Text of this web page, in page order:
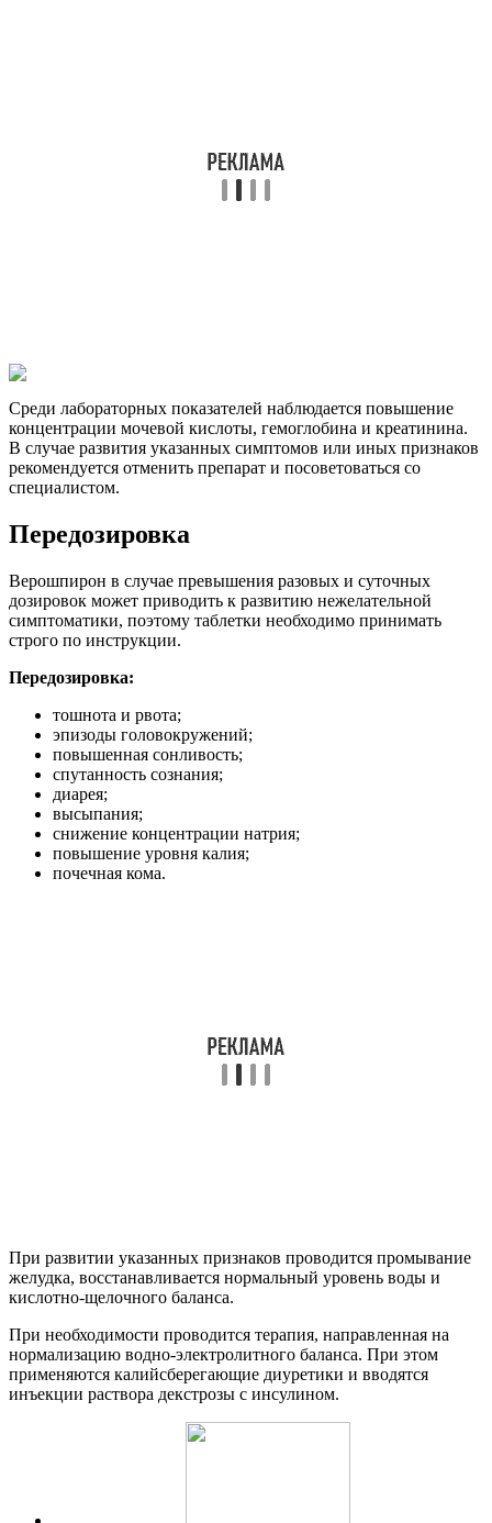
Среди лабораторных показателей наблюдается повышение
концентрации мочевой кислоты, гемоглобина и креатинина.
В случае развития указанных симптомов или иных признаков
рекомендуется отменить препарат и посоветоваться со
специалистом.
Передозировка
Верошпирон в случае превышения разовых и суточных
дозировок может приводить к развитию нежелательной
симптоматики, поэтому таблетки необходимо принимать
строго по инструкции.
Передозировка:
тошнота и рвота;
эпизоды головокружений;
повышенная сонливость;
спутанность сознания;
диарея;
высыпания;
снижение концентрации натрия;
повышение уровня калия;
почечная кома.
При развитии указанных признаков проводится промывание
желудка, восстанавливается нормальный уровень воды и
кислотно-щелочного баланса.
При необходимости проводится терапия, направленная на
нормализацию водно-электролитного баланса. При этом
применяются калийсберегающие диуретики и вводятся
инъекции раствора декстрозы с инсулином.